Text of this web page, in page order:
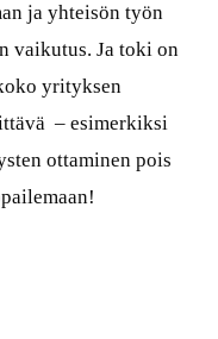
ja yhteisön työn
vaikutus. Ja toki on
yrityksen
– esimerkiksi
ottaminen pois